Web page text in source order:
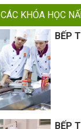
CÁC KHÓA HỌC
BẾP
BẾP